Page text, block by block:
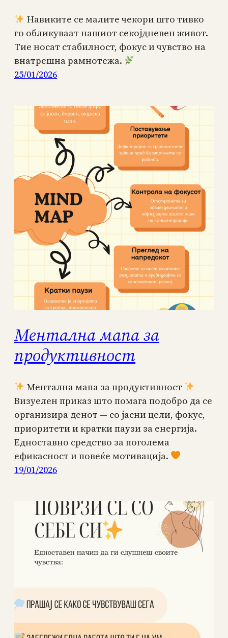
Навиките се малите чекори што тивко
го обликуваат нашиот секојдневен живот.
Тие носат стабилност, фокус и чувство на
внатрешна рамнотежа.
25/01/2026
Ментална мапа за
продуктивност
Ментална мапа за продуктивност
Визуелен приказ што помага подобро да се
организира денот — со јасни цели, фокус,
приоритети и кратки паузи за енергија.
Едноставно средство за поголема
ефикасност и повеќе мотивација.
19/01/2026